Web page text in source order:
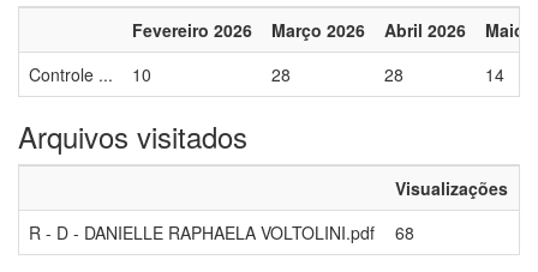
Fevereiro 2026 Março 2026 Abril 2026
Maio
Controle ...
10 28 28 14
Arquivos visitados
Visualizações
R - D - DANIELLE RAPHAELA VOLTOLINI.pdf
68